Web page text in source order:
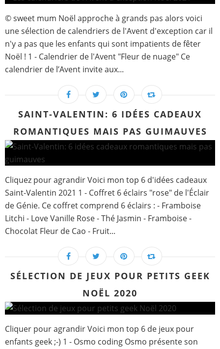
© sweet mum Noël approche à grands pas alors voici
une sélection de calendriers de l'Avent d'exception car il
n'y a pas que les enfants qui sont impatients de fêter
Noël ! 1 - Calendrier de l'Avent "Fleur de nuage" Ce
calendrier de l’Avent invite aux...
SAINT-VALENTIN: 6 IDÉES CADEAUX
ROMANTIQUES MAIS PAS GUIMAUVES
Cliquez pour agrandir Voici mon top 6 d'idées cadeaux
Saint-Valentin 2021 1 - Coffret 6 éclairs "rose" de l'Éclair
de Génie. Ce coffret comprend 6 éclairs : - Framboise
Litchi - Love Vanille Rose - Thé Jasmin - Framboise -
Chocolat Fleur de Cao - Fruit...
SÉLECTION DE JEUX POUR PETITS GEEK
NOËL 2020
Cliquer pour agrandir Voici mon top 6 de jeux pour
enfants geek ;-) 1 - Osmo coding Osmo présente son